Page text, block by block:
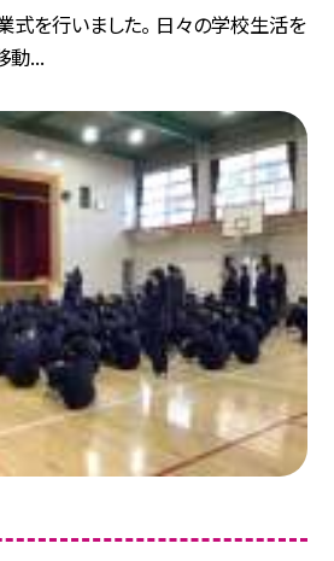
を行いました。 日々の学校生活を
動...